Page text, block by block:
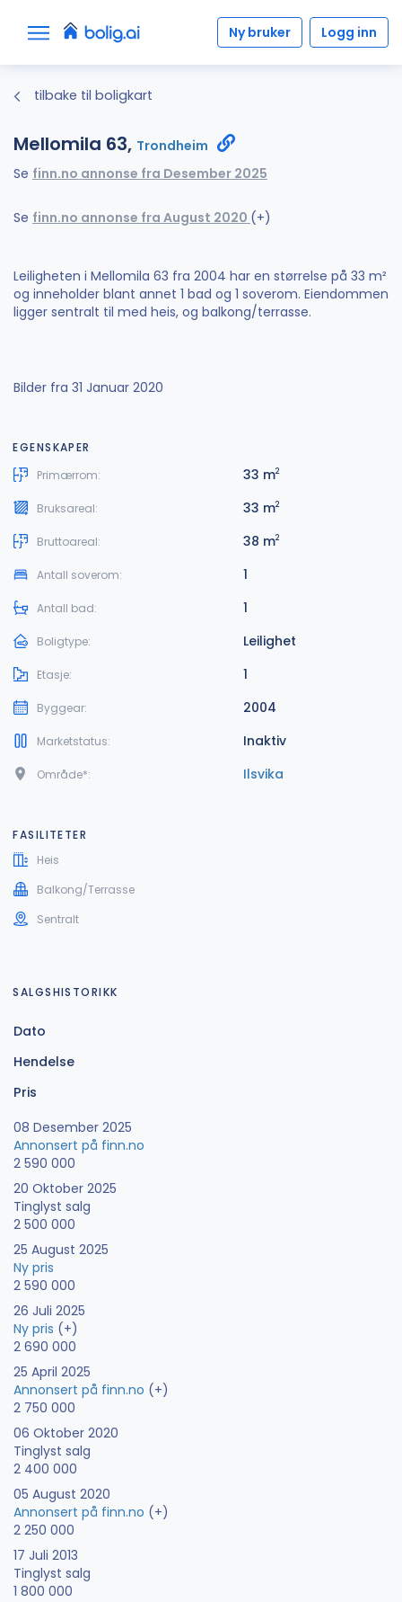
Ny bruker Logg inn
tilbake til boligkart
Mellomila 63, Trondheim
Se finn.no annonse fra Desember 2025
Se finn.no annonse fra August 2020 (+)
Leiligheten i Mellomila 63 fra 2004 har en størrelse på 33 m²
og inneholder blant annet 1 bad og 1 soverom. Eiendommen
ligger sentralt til med heis, og balkong/terrasse.
Bilder fra 31 Januar 2020
EGENSKAPER
Primærrom:
33 m2
Bruksareal: 33 m2
Bruttoareal: 38 m2
Antall soverom: 1
Antall bad: 1
Boligtype: Leilighet
Etasje: 1
Byggear: 2004
Marketstatus: Inaktiv
Område*: Ilsvika
FASILITETER
Heis
Balkong/Terrasse
Sentralt
SALGSHISTORIKK
Dato
Hendelse
Pris
08 Desember 2025
Annonsert på finn.no
2 590 000
20 Oktober 2025
Tinglyst salg
2 500 000
25 August 2025
Ny pris
2 590 000
26 Juli 2025
Ny pris (+)
2 690 000
25 April 2025
Annonsert på finn.no (+)
2 750 000
06 Oktober 2020
Tinglyst salg
2 400 000
05 August 2020
Annonsert på finn.no (+)
2 250 000
17 Juli 2013
Tinglyst salg
1 800 000